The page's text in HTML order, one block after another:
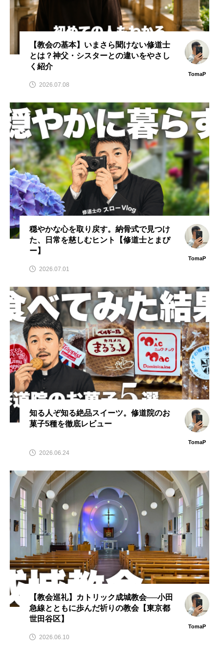
【教会の基本】いまさら聞けない修道士
とは？神父・シスターとの違いをやさし
く紹介
TomaP
2026.07.08
穏やかな心を取り戻す。納骨式で見つけ
た、日常を慈しむヒント【修道士とまぴ
ー】
TomaP
2026.07.01
知る人ぞ知る絶品スイーツ。修道院のお
菓子5種を徹底レビュー
TomaP
2026.06.24
【教会巡礼】カトリック成城教会──小田
急線とともに歩んだ祈りの教会【東京都
世田谷区】
TomaP
2026.06.10